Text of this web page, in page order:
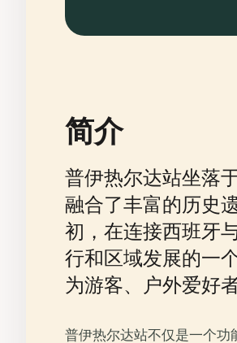
简介
普伊热尔达站坐落
融合了丰富的历史
初，在连接西班牙
行和区域发展的一
为游客、户外爱好
普伊热尔达站不仅是一个功